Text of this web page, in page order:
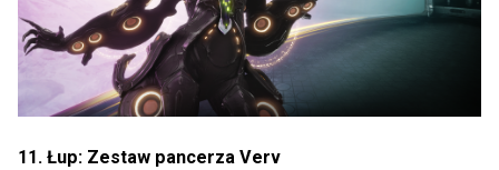
11. Łup: Zestaw pancerza Verv